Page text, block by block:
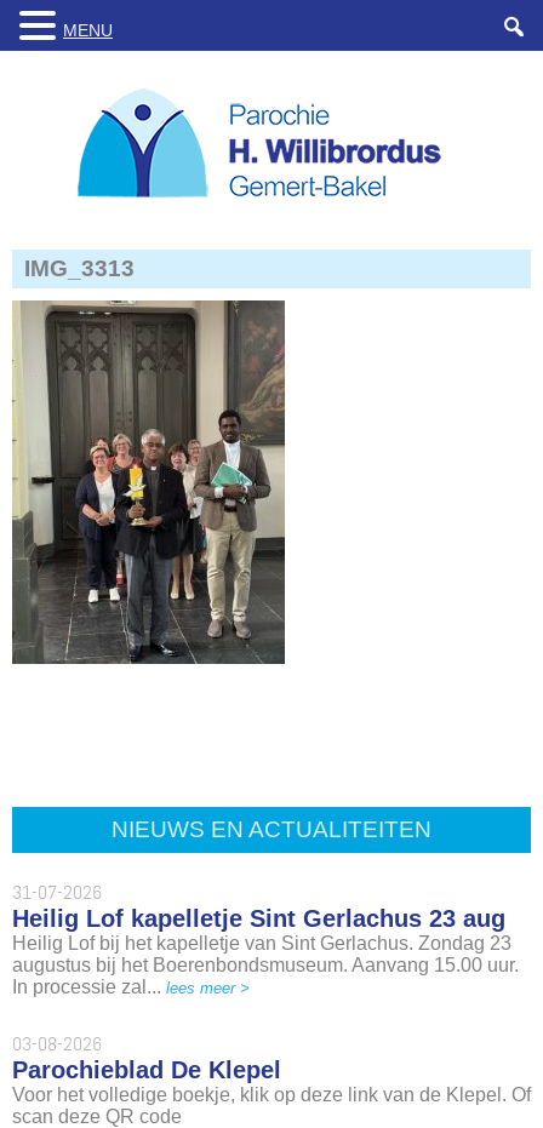
NIEUWS EN ACTUALITEITEN
31-07-2026
Heilig Lof kapelletje Sint Gerlachus 23 aug
Heilig Lof bij het kapelletje van Sint Gerlachus. Zondag 23
augustus bij het Boerenbondsmuseum. Aanvang 15.00 uur.
In processie zal... lees meer >
03-08-2026
Parochieblad De Klepel
Voor het volledige boekje, klik op deze link van de Klepel. Of
scan deze QR code
IMG_3313
MENU